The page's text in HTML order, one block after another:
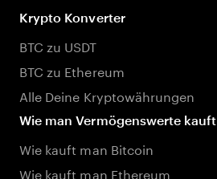
Krypto Konverter
BTC zu USDT
BTC zu Ethereum
Alle Deine Kryptowährungen
Wie man Vermögenswerte kauft
Wie kauft man Bitcoin
Wie kauft man Ethereum